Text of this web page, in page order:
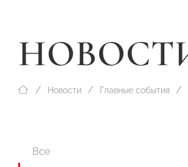
Новости Главные события
Все